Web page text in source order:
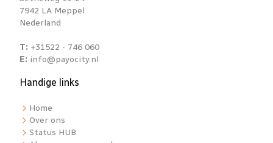
7942 LA Meppel
Nederland
T: +31522 - 746 060
E: info@payocity.nl
Handige links
Home
Over ons
Status HUB